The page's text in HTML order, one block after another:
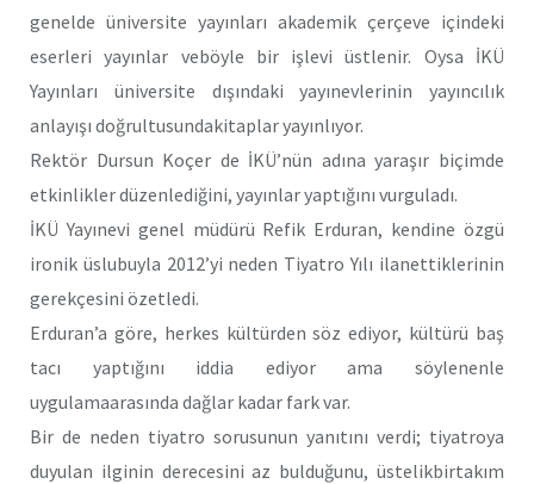
genelde üniversite yayınları akademik çerçeve içindeki
eserleri yayınlar veböyle bir işlevi üstlenir. Oysa İKÜ
Yayınları üniversite dışındaki yayınevlerinin yayıncılık
anlayışı doğrultusundakitaplar yayınlıyor.
Rektör Dursun Koçer de İKÜ’nün adına yaraşır biçimde
etkinlikler düzenlediğini, yayınlar yaptığını vurguladı.
İKÜ Yayınevi genel müdürü Refik Erduran, kendine özgü
ironik üslubuyla 2012’yi neden Tiyatro Yılı ilanettiklerinin
gerekçesini özetledi.
Erduran’a göre, herkes kültürden söz ediyor, kültürü baş
tacı yaptığını iddia ediyor ama söylenenle
uygulamaarasında dağlar kadar fark var.
Bir de neden tiyatro sorusunun yanıtını verdi; tiyatroya
duyulan ilginin derecesini az bulduğunu, üstelikbirtakım